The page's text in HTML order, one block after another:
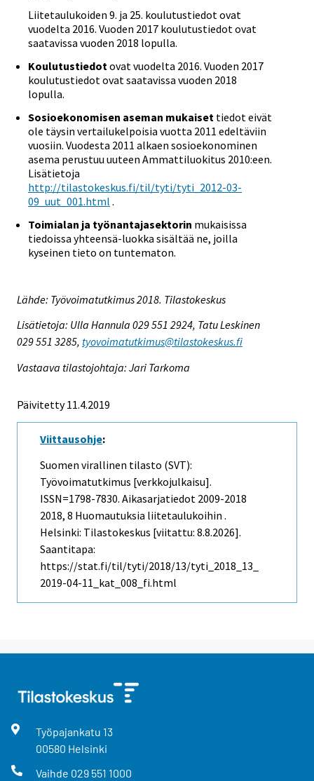
Liitetaulukoiden 9. ja 25. koulutustiedot ovat
vuodelta 2016. Vuoden 2017 koulutustiedot ovat
saatavissa vuoden 2018 lopulla.
Koulutustiedotovat vuodelta 2016. Vuoden 2017
koulutustiedot ovat saatavissa vuoden 2018
lopulla.
Sosioekonomisen aseman mukaiset tiedot eivät
ole täysin vertailukelpoisia vuotta 2011 edeltäviin
vuosiin. Vuodesta 2011 alkaen sosioekonominen
asema perustuu uuteen Ammattiluokitus 2010:een.
Lisätietoja
http://tilastokeskus.fi/til/tyti/tyti_2012-03-
09_uut_001.html .
Toimialan ja työnantajasektorin mukaisissa
tiedoissa yhteensä-luokka sisältää ne, joilla
kyseinen tieto on tuntematon.
Lähde: Työvoimatutkimus 2018. Tilastokeskus
Lisätietoja: Ulla Hannula 029 551 2924, Tatu Leskinen
029 551 3285, tyovoimatutkimus@tilastokeskus.fi
Vastaava tilastojohtaja: Jari Tarkoma
Päivitetty 11.4.2019
Viittausohje:
Suomen virallinen tilasto (SVT):
Työvoimatutkimus [verkkojulkaisu].
ISSN=1798-7830. Aikasarjatiedot 2009-2018
2018, 8 Huomautuksia liitetaulukoihin .
Helsinki: Tilastokeskus [viitattu: 8.8.2026].
Saantitapa:
https://stat.fi/til/tyti/2018/13/tyti_2018_13_
2019-04-11_kat_008_fi.html
Työpajankatu 13
00580 Helsinki
Vaihde 029 551 1000